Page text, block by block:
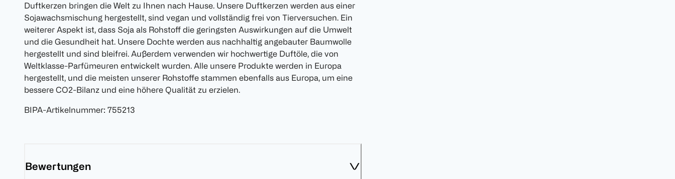
Duftkerzen bringen die Welt zu Ihnen nach Hause. Unsere Duftkerzen werden aus einer
Sojawachsmischung hergestellt, sind vegan und vollständig frei von Tierversuchen. Ein
weiterer Aspekt ist, dass Soja als Rohstoff die geringsten Auswirkungen auf die Umwelt
und die Gesundheit hat. Unsere Dochte werden aus nachhaltig angebauter Baumwolle
hergestellt und sind bleifrei. Außerdem verwenden wir hochwertige Duftöle, die von
Weltklasse-Parfümeuren entwickelt wurden. Alle unsere Produkte werden in Europa
hergestellt, und die meisten unserer Rohstoffe stammen ebenfalls aus Europa, um eine
bessere CO2-Bilanz und eine höhere Qualität zu erzielen.
BIPA-Artikelnummer: 755213
Bewertungen